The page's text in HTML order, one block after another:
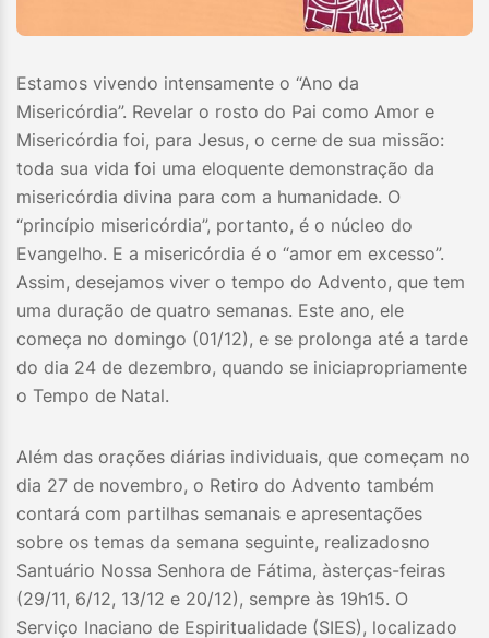
Estamos vivendo intensamente o “Ano da
Misericórdia”. Revelar o rosto do Pai como Amor e
Misericórdia foi, para Jesus, o cerne de sua missão:
toda sua vida foi uma eloquente demonstração da
misericórdia divina para com a humanidade. O
“princípio misericórdia”, portanto, é o núcleo do
Evangelho. E a misericórdia é o “amor em excesso”.
Assim, desejamos viver o tempo do Advento, que tem
uma duração de quatro semanas. Este ano, ele
começa no domingo (01/12), e se prolonga até a tarde
do dia 24 de dezembro, quando se iniciapropriamente
o Tempo de Natal.
Além das orações diárias individuais, que começam no
dia 27 de novembro, o Retiro do Advento também
contará com partilhas semanais e apresentações
sobre os temas da semana seguinte, realizadosno
Santuário Nossa Senhora de Fátima, àsterças-feiras
(29/11, 6/12, 13/12 e 20/12), sempre às 19h15. O
Serviço Inaciano de Espiritualidade (SIES), localizado